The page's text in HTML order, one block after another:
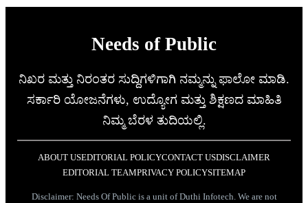
Needs of Public
ನಿಖರ ಮತ್ತು ನಿರಂತರ ಸುದ್ದಿಗಳಿಗಾಗಿ ನಮ್ಮನ್ನು ಫಾಲೋ ಮಾಡಿ.
ಸರ್ಕಾರಿ ಯೋಜನೆಗಳು, ಉದ್ಯೋಗ ಮತ್ತು ಶಿಕ್ಷಣದ ಮಾಹಿತಿ
ನಿಮ್ಮ ಬೆರಳ ತುದಿಯಲ್ಲಿ.
ABOUT USEDITORIAL POLICYCONTACT USDISCLAIMER
EDITORIAL TEAMPRIVACY POLICYSITEMAP
Disclaimer: Needs Of Public is a unit of Duthi Infotech. We are not